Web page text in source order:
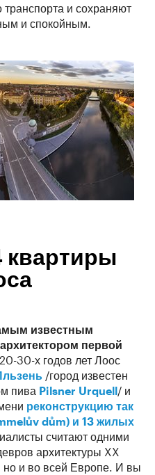
транспорта и сохраняют
и спокойным.
квартиры
известным
первой
30-х годов лет Лоос
/город известен
пива Pilsner Urquell/ и
реконструкцию так
dům) и 13 жилых
считают одними
архитектуры XX
но и во всей Европе. И вы